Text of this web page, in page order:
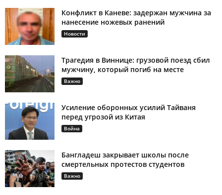
Конфликт в Каневе: задержан мужчина за
нанесение ножевых ранений
Новости
Трагедия в Виннице: грузовой поезд сбил
мужчину, который погиб на месте
Важно
Усиление оборонных усилий Тайваня
перед угрозой из Китая
Война
Бангладеш закрывает школы после
смертельных протестов студентов
Важно